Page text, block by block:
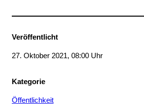
Veröffentlicht
27. Oktober 2021, 08:00 Uhr
Kategorie
Öffentlichkeit